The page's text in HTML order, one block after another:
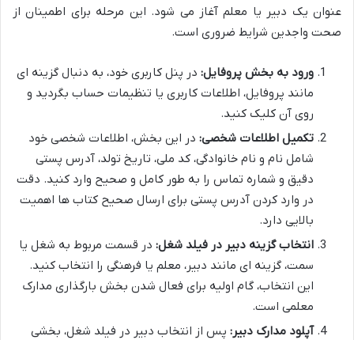
عنوان یک دبیر یا معلم آغاز می شود. این مرحله برای اطمینان از
صحت واجدین شرایط ضروری است.
ورود به بخش پروفایل: در پنل کاربری خود، به دنبال گزینه ای
مانند پروفایل، اطلاعات کاربری یا تنظیمات حساب بگردید و
روی آن کلیک کنید.
تکمیل اطلاعات شخصی: در این بخش، اطلاعات شخصی خود
شامل نام و نام خانوادگی، کد ملی، تاریخ تولد، آدرس پستی
دقیق و شماره تماس را به طور کامل و صحیح وارد کنید. دقت
در وارد کردن آدرس پستی برای ارسال صحیح کتاب ها اهمیت
بالایی دارد.
انتخاب گزینه دبیر در فیلد شغل: در قسمت مربوط به شغل یا
سمت، گزینه ای مانند دبیر، معلم یا فرهنگی را انتخاب کنید.
این انتخاب، گام اولیه برای فعال شدن بخش بارگذاری مدارک
معلمی است.
آپلود مدارک دبیر: پس از انتخاب دبیر در فیلد شغل، بخشی